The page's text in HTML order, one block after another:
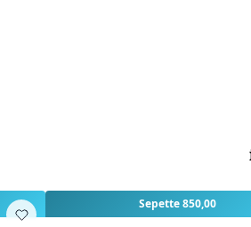
Sepette 850,00